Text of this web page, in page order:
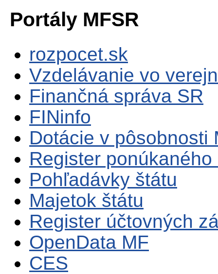
Portály MFSR
rozpocet.sk
Vzdelávanie vo
Finančná správa SR
FINinfo
Dotácie v pôsobnosti
Register
Pohľadávky štátu
Majetok štátu
Register účtovných
OpenData MF
CES